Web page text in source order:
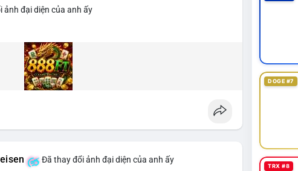
đại diện của anh ấy
Đã thay đổi ảnh đại diện của anh ấy
DOGE #7
TRX #8